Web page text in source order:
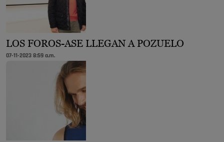
LOS FOROS-ASE LLEGAN A POZUELO
07-11-2023 8:59 a.m.